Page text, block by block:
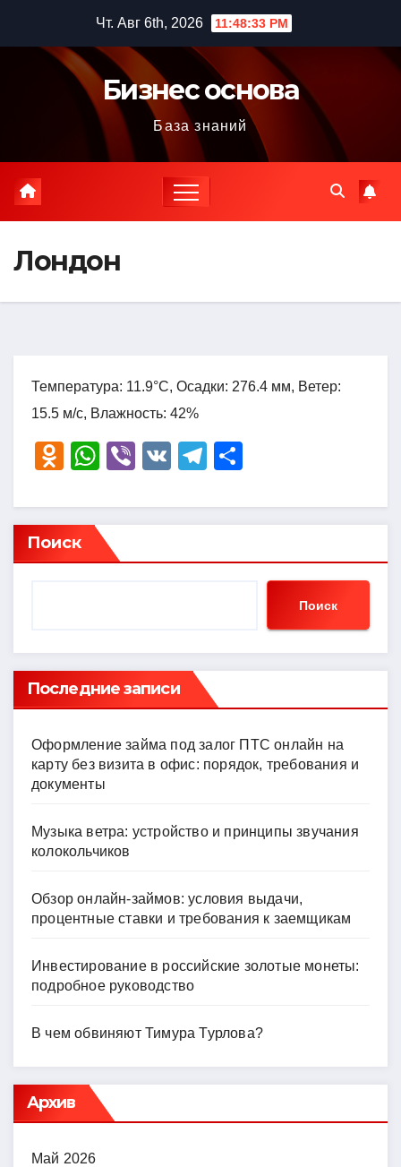
содержимому
Чт. Авг 6th, 2026 11:48:34 PM
Бизнес основа
База знаний
Лондон
Температура: 11.9°C, Осадки: 276.4 мм, Ветер:
15.5 м/с, Влажность: 42%
O
n
o
kl
ni
ki
W
at
s
A
Vi
er
V
T
e
a
р
в
ть
Поиск
Поиск
Последние записи
Оформление займа под залог ПТС онлайн на
карту без визита в офис: порядок, требования и
документы
Музыка ветра: устройство и принципы звучания
колокольчиков
Обзор онлайн-займов: условия выдачи,
процентные ставки и требования к заемщикам
Инвестирование в российские золотые монеты:
подробное руководство
В чем обвиняют Тимура Турлова?
Архив
Май 2026